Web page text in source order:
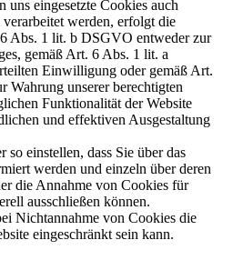
uns eingesetzte Cookies auch
verarbeitet werden, erfolgt die
Abs. 1 lit. b DSGVO entweder zur
gemäß Art. 6 Abs. 1 lit. a
Einwilligung oder gemäß Art.
unserer berechtigten
Funktionalität der Website
und effektiven Ausgestaltung
so einstellen, dass Sie über das
werden und einzeln über deren
die Annahme von Cookies für
ausschließen können.
Nichtannahme von Cookies die
eingeschränkt sein kann.